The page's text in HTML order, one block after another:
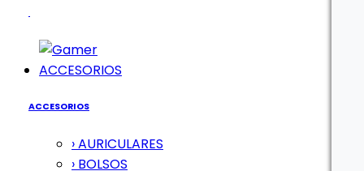
ACCESORIOS
ACCESORIOS
› AURICULARES
› BOLSOS